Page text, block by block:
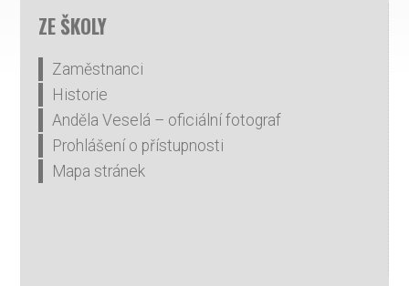
ZE ŠKOLY
Zaměstnanci
Historie
Anděla Veselá – oficiální fotograf
Prohlášení o přístupnosti
Mapa stránek